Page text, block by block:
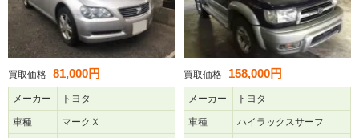
買取価格 81,000円
メーカー トヨタ
車種 マークＸ
買取価格 158,000円
メーカー トヨタ
車種 ハイラックスサーフ